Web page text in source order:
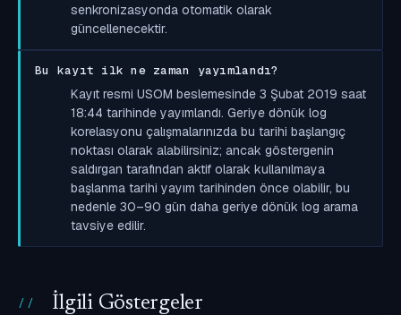
senkronizasyonda otomatik olarak
güncellenecektir.
Bu kayıt ilk ne zaman yayımlandı?
Kayıt resmi USOM beslemesinde 3 Şubat 2019 saat
18:44 tarihinde yayımlandı. Geriye dönük log
korelasyonu çalışmalarınızda bu tarihi başlangıç
noktası olarak alabilirsiniz; ancak göstergenin
saldırgan tarafından aktif olarak kullanılmaya
başlanma tarihi yayım tarihinden önce olabilir, bu
nedenle 30–90 gün daha geriye dönük log arama
tavsiye edilir.
İlgili Göstergeler